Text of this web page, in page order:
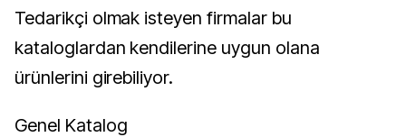
Tedarikçi olmak isteyen firmalar bu
kataloglardan kendilerine uygun olana
ürünlerini girebiliyor.
Genel Katalog